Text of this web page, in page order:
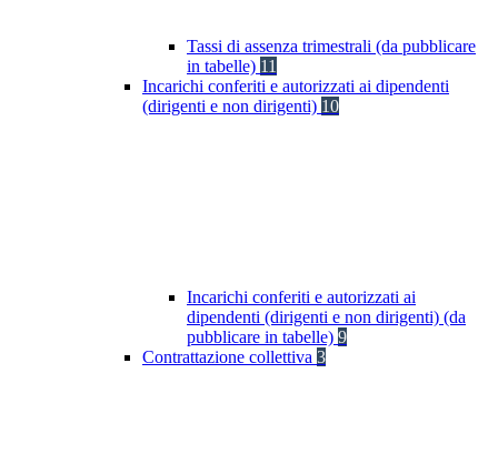
Tassi di assenza trimestrali (da pubblicare
in tabelle) 11
Incarichi conferiti e autorizzati ai dipendenti
(dirigenti e non dirigenti) 10
Incarichi conferiti e autorizzati ai
dipendenti (dirigenti e non dirigenti) (da
pubblicare in tabelle) 9
Contrattazione collettiva 3